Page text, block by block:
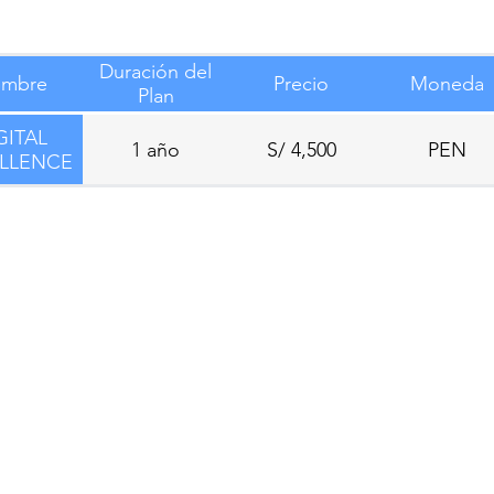
Duración del
Plan
Precio Moneda
1 año S/ 4,500 PEN